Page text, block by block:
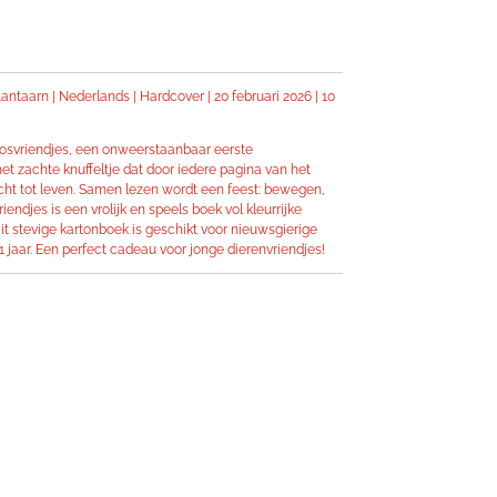
| Nederlands | Hardcover | 20 februari 2026 | 10
een onweerstaanbaar eerste
zachte knuffeltje dat door iedere pagina van het
tot leven. Samen lezen wordt een feest: bewegen,
is een vrolijk en speels boek vol kleurrijke
stevige kartonboek is geschikt voor nieuwsgierige
jaar. Een perfect cadeau voor jonge dierenvriendjes!